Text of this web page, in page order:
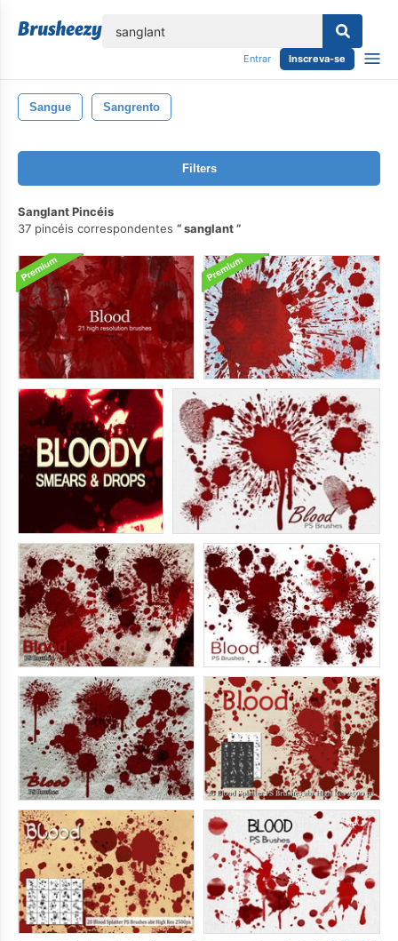
Entrar Inscreva-se
Sangue Sangrento
Filters
Sanglant Pincéis
37 pincéis correspondentes
sanglant